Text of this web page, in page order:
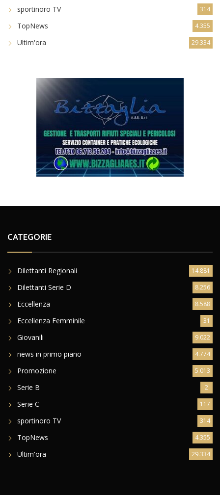
sportinoro TV 314
TopNews 4.355
Ultim'ora 29.334
CATEGORIE
Dilettanti Regionali 14.881
Dilettanti Serie D 8.256
Eccellenza 8.588
Eccellenza Femminile 31
Giovanili 9.022
news in primo piano 4.774
Promozione 5.013
Serie B 2
Serie C 117
sportinoro TV 314
TopNews 4.355
Ultim'ora 29.334